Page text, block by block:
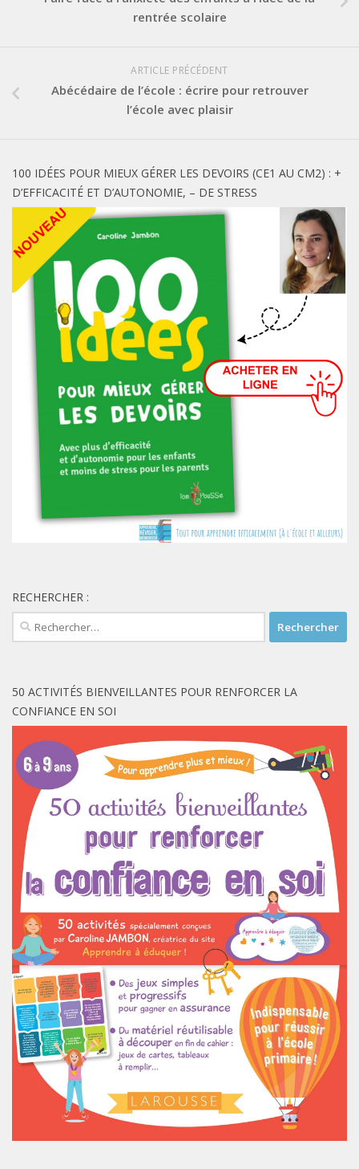
rentrée scolaire
ARTICLE PRÉCÉDENT
Abécédaire de l’école : écrire pour retrouver
l’école avec plaisir
100 IDÉES POUR MIEUX GÉRER LES DEVOIRS (CE1 AU CM2) : +
D’EFFICACITÉ ET D’AUTONOMIE, – DE STRESS
RECHERCHER :
Rechercher :
50 ACTIVITÉS BIENVEILLANTES POUR RENFORCER LA
CONFIANCE EN SOI